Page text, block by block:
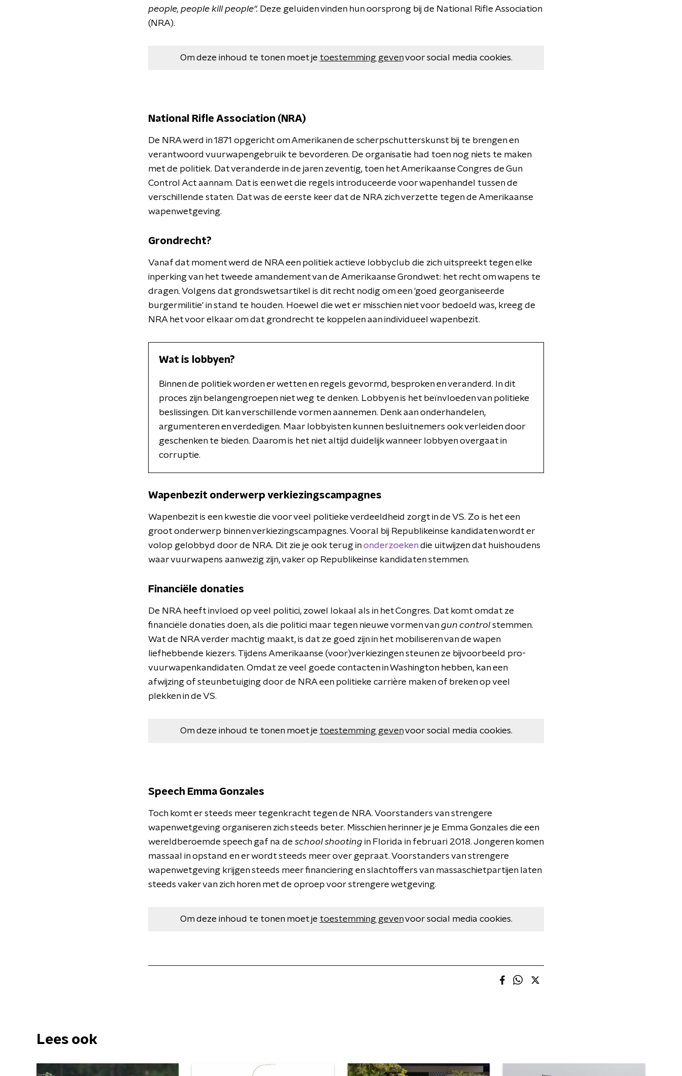
people, people kill people". Deze geluiden vinden hun oorsprong bij de National Rifle Association
(NRA).
Om deze inhoud te tonen moet je toestemming gevenvoor social media cookies.
National Rifle Association (NRA)
De NRA werd in 1871 opgericht om Amerikanen de scherpschutterskunst bij te brengen en
verantwoord vuurwapengebruik te bevorderen. De organisatie had toen nog niets te maken
met de politiek. Dat veranderde in de jaren zeventig, toen het Amerikaanse Congres de Gun
Control Act aannam. Dat is een wet die regels introduceerde voor wapenhandel tussen de
verschillende staten. Dat was de eerste keer dat de NRA zich verzette tegen de Amerikaanse
wapenwetgeving.
Grondrecht?
Vanaf dat moment werd de NRA een politiek actieve lobbyclub die zich uitspreekt tegen elke
inperking van het tweede amandement van de Amerikaanse Grondwet: het recht om wapens te
dragen. Volgens dat grondswetsartikel is dit recht nodig om een 'goed georganiseerde
burgermilitie' in stand te houden. Hoewel die wet er misschien niet voor bedoeld was, kreeg de
NRA het voor elkaar om dat grondrecht te koppelen aan individueel wapenbezit.
Wat is lobbyen?
Binnen de politiek worden er wetten en regels gevormd, besproken en veranderd. In dit
proces zijn belangengroepen niet weg te denken. Lobbyen is het beïnvloeden van politieke
beslissingen. Dit kan verschillende vormen aannemen. Denk aan onderhandelen,
argumenteren en verdedigen. Maar lobbyisten kunnen besluitnemers ook verleiden door
geschenken te bieden. Daarom is het niet altijd duidelijk wanneer lobbyen overgaat in
corruptie.
Wapenbezit onderwerp verkiezingscampagnes
Wapenbezit is een kwestie die voor veel politieke verdeeldheid zorgt in de VS. Zo is het een
groot onderwerp binnen verkiezingscampagnes. Vooral bij Republikeinse kandidaten wordt er
volop gelobbyd door de NRA. Dit zie je ook terug inonderzoeken die uitwijzen dat huishoudens
waar vuurwapens aanwezig zijn, vaker op Republikeinse kandidaten stemmen.
Financiële donaties
De NRA heeft invloed op veel politici, zowel lokaal als in het Congres. Dat komt omdat ze
financiële donaties doen, als die politici maar tegen nieuwe vormen vangun controlstemmen.
Wat de NRA verder machtig maakt, is dat ze goed zijn in het mobiliseren van de wapen
liefhebbende kiezers. Tijdens Amerikaanse (voor)verkiezingen steunen ze bijvoorbeeld pro-
vuurwapenkandidaten. Omdat ze veel goede contacten in Washington hebben, kan een
afwijzing of steunbetuiging door de NRA een politieke carrière maken of breken op veel
plekken in de VS.
Om deze inhoud te tonen moet je toestemming gevenvoor social media cookies.
Speech Emma Gonzales
Toch komt er steeds meer tegenkracht tegen de NRA. Voorstanders van strengere
wapenwetgeving organiseren zich steeds beter. Misschien herinner je je Emma Gonzales die een
wereldberoemde speech gaf na de school shooting in Florida in februari 2018. Jongeren komen
massaal in opstand en er wordt steeds meer over gepraat. Voorstanders van strengere
wapenwetgeving krijgen steeds meer financiering en slachtoffers van massaschietpartijen laten
steeds vaker van zich horen met de oproep voor strengere wetgeving.
Om deze inhoud te tonen moet je toestemming gevenvoor social media cookies.
Lees ook